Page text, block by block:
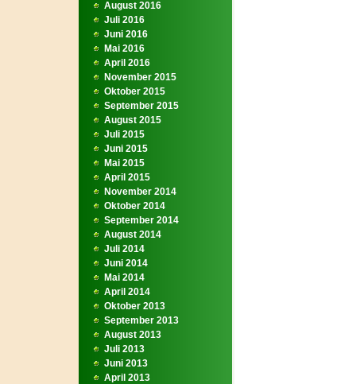
August 2016
Juli 2016
Juni 2016
Mai 2016
April 2016
November 2015
Oktober 2015
September 2015
August 2015
Juli 2015
Juni 2015
Mai 2015
April 2015
November 2014
Oktober 2014
September 2014
August 2014
Juli 2014
Juni 2014
Mai 2014
April 2014
Oktober 2013
September 2013
August 2013
Juli 2013
Juni 2013
April 2013